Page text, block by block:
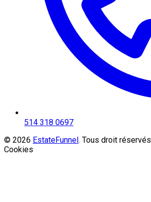
514 318 0697
© 2026 EstateFunnel. Tous droit réservés
Cookies